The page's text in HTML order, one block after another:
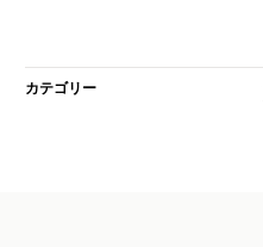
カテゴリー